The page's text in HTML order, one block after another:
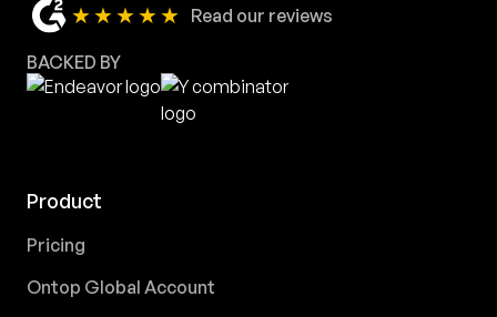
★★★★★ Read our reviews
BACKED BY
Product
Pricing
Ontop Global Account